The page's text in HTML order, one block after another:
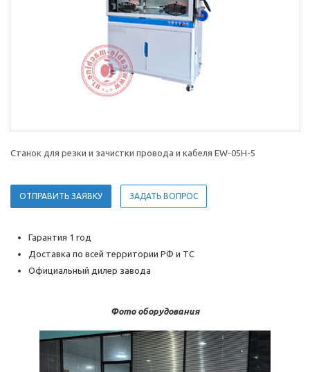
Станок для резки и зачистки провода и кабеля EW-05H-5
ОТПРАВИТЬ ЗАЯВКУ ЗАДАТЬ ВОПРОС
Гарантия 1 год
Доставка по всей территории РФ и ТС
Официальный дилер завода
Фото оборудования